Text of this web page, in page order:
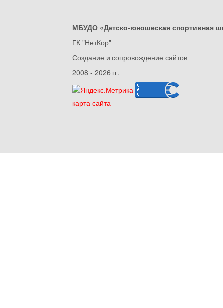
МБУДО «Детско-юношеская спортивная
ГК "НетКор"
Создание и сопровождение сайтов
2008 - 2026 гг.
карта сайта